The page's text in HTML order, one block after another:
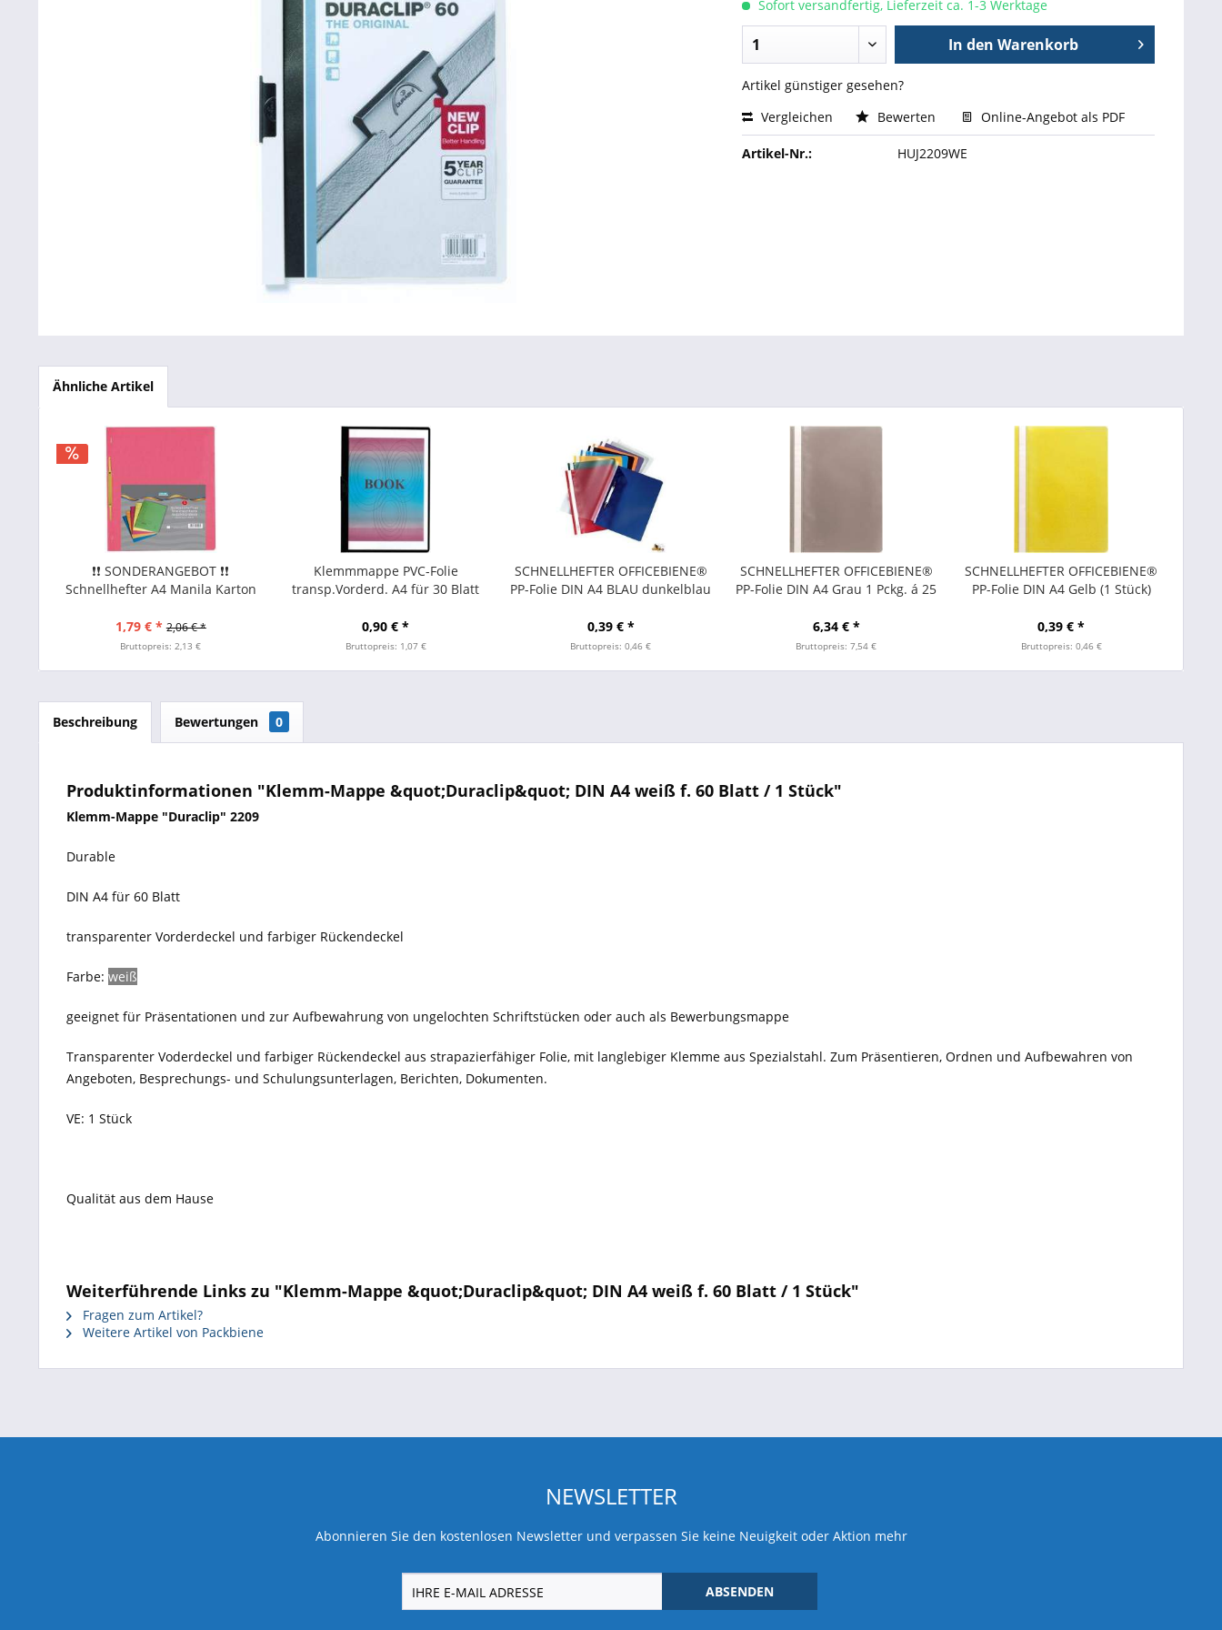
Betriebsausstattung & Lagerausstattung
Tragetaschen & Geschenkverpackungen
Sofort versandfertig, Lieferzeit ca. 1-3 Werktage
In den Warenkorb
Artikel günstiger gesehen?
Vergleichen
Bewerten Online-Angebot als PDF
Artikel-Nr.: HUJ2209WE
Ähnliche Artikel
❗❗ SONDERANGEBOT ❗❗
Schnellhefter A4 Manila Karton
Toppoint 5erPack
1,79 € * 2,06 € *
Bruttopreis: 2,13 €
Klemmmappe PVC-Folie
transp.Vorderd. A4 für 30 Blatt
0,90 € *
Bruttopreis: 1,07 €
SCHNELLHEFTER OFFICEBIENE®
PP-Folie DIN A4 BLAU dunkelblau
0,39 € *
Bruttopreis: 0,46 €
SCHNELLHEFTER OFFICEBIENE®
PP-Folie DIN A4 Grau 1 Pckg. á 25
6,34 € *
Bruttopreis: 7,54 €
SCHNELLHEFTER OFFICEBIENE®
PP-Folie DIN A4 Gelb (1 Stück)
0,39 € *
Bruttopreis: 0,46 €
Beschreibung Bewertungen 0
Produktinformationen "Klemm-Mappe &quot;Duraclip&quot; DIN A4 weiß f. 60 Blatt / 1 Stück"
Klemm-Mappe "Duraclip" 2209
Durable
DIN A4 für 60 Blatt
transparenter Vorderdeckel und farbiger Rückendeckel
Farbe: weiß
geeignet für Präsentationen und zur Aufbewahrung von ungelochten Schriftstücken oder auch als Bewerbungsmappe
Transparenter Voderdeckel und farbiger Rückendeckel aus strapazierfähiger Folie, mit langlebiger Klemme aus Spezialstahl. Zum Präsentieren, Ordnen und Aufbewahren von
Angeboten, Besprechungs- und Schulungsunterlagen, Berichten, Dokumenten.
VE: 1 Stück
Qualität aus dem Hause
Weiterführende Links zu "Klemm-Mappe &quot;Duraclip&quot; DIN A4 weiß f. 60 Blatt / 1 Stück"
Fragen zum Artikel?
Weitere Artikel von Packbiene
NEWSLETTER
Abonnieren Sie den kostenlosen Newsletter und verpassen Sie keine Neuigkeit oder Aktion mehr
ABSENDEN